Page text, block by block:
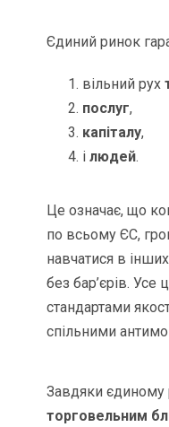
Єдиний ринок
вільний рух
послуг,
капіталу,
ілюдей.
Це означає, що
по всьому ЄС,
навчатися в інших
без бар’єрів. Усе
стандартами
спільними
Завдяки єдиному
торговельним